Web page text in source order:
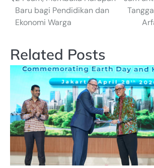
Baru bagi Pendidikan dan
Ekonomi Warga
Related Posts